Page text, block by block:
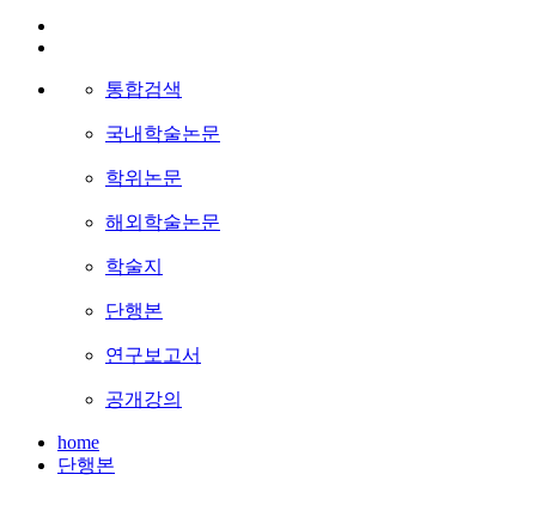
통합검색
국내학술논문
학위논문
해외학술논문
학술지
단행본
연구보고서
공개강의
home
단행본